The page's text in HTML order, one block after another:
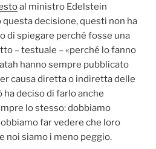
al ministro Edelstein
decisione, questi non ha
di spiegare perché fosse una
– testuale – «perché lo fanno
hanno sempre pubblicato
causa diretta o indiretta delle
ha deciso di farlo anche
lo stesso: dobbiamo
far vedere che loro
noi siamo i meno peggio.